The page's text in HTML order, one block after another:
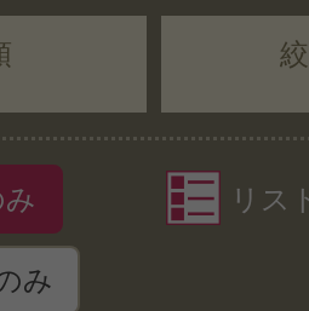
み
リス